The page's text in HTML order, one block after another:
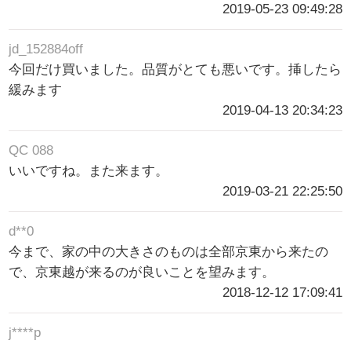
2019-05-23 09:49:28
jd_152884off
今回だけ買いました。品質がとても悪いです。挿したら
緩みます
2019-04-13 20:34:23
QC 088
いいですね。また来ます。
2019-03-21 22:25:50
d**0
今まで、家の中の大きさのものは全部京東から来たの
で、京東越が来るのが良いことを望みます。
2018-12-12 17:09:41
j****p